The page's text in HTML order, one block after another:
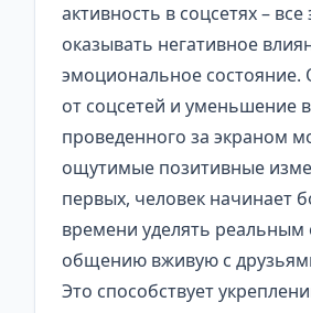
активность в соцсетях –
оказывать негативное
эмоциональное состояние.
от соцсетей и уменьшение
проведенного за экраном
ощутимые позитивные
первых, человек начинает
времени уделять
общению вживую с
Это способствует